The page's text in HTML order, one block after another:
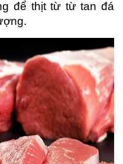
để thịt từ từ tan đá